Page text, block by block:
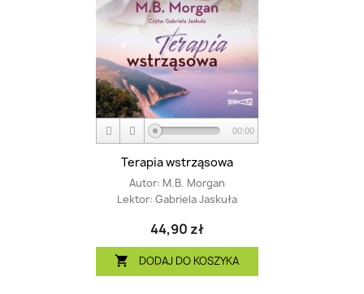
00:00
Terapia wstrząsowa
Autor: M.B. Morgan
Lektor: Gabriela Jaskuła
44,90 zł
 DODAJ DO KOSZYKA